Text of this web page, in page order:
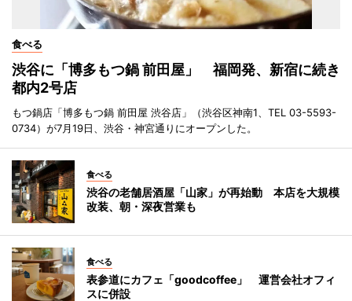
食べる
渋谷に「博多もつ鍋 前田屋」 福岡発、新宿に続き
都内2号店
もつ鍋店「博多もつ鍋 前田屋 渋谷店」（渋谷区神南1、TEL 03-5593-
0734）が7月19日、渋谷・神宮通りにオープンした。
食べる
渋谷の老舗居酒屋「山家」が再始動 本店を大規模
改装、朝・深夜営業も
食べる
表参道にカフェ「goodcoffee」 運営会社オフィ
スに併設